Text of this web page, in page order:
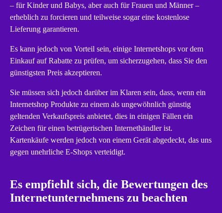
– für Kinder und Babys, aber auch für Frauen und Männer –
erheblich zu forcieren und teilweise sogar eine kostenlose
Lieferung garantieren.
Es kann jedoch von Vorteil sein, einige Internetshops vor dem
Einkauf auf Rabatte zu prüfen, um sicherzugehen, dass Sie den
günstigsten Preis akzeptieren.
Sie müssen sich jedoch darüber im Klaren sein, dass, wenn ein
Internetshop Produkte zu einem als ungewöhnlich günstig
geltenden Verkaufspreis anbietet, dies in einigen Fällen ein
Zeichen für einen betrügerischen Internethändler ist.
Kartenkäufe werden jedoch von einem Gerät abgedeckt, das uns
gegen unehrliche E-Shops verteidigt.
Es empfiehlt sich, die Bewertungen des
Internetunternehmens zu beachten